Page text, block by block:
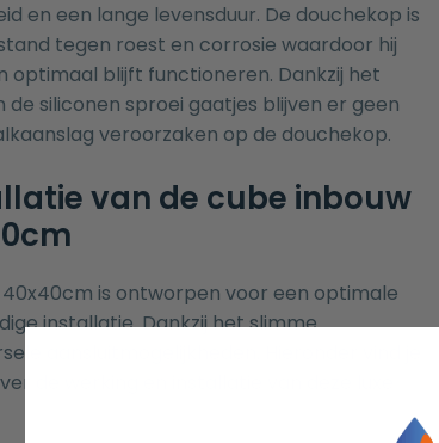
en een lange levensduur. De douchekop is
tegen roest en corrosie waardoor hij
optimaal blijft functioneren. Dankzij het
siliconen sproei gaatjes blijven er geen
veroorzaken op de douchekop.
van de cube inbouw
is ontworpen voor een optimale
installatie. Dankzij het slimme
aansluitmogelijkheden. Hieronder vind je
de werking en installatie van deze luxe